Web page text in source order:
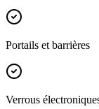
Portails et barrières
Verrous